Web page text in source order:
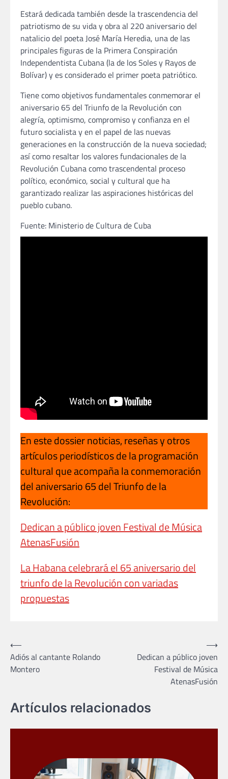
Estará dedicada también desde la trascendencia del
patriotismo de su vida y obra al 220 aniversario del
natalicio del poeta José María Heredia, una de las
principales figuras de la Primera Conspiración
Independentista Cubana (la de los Soles y Rayos de
Bolívar) y es considerado el primer poeta patriótico.
Tiene como objetivos fundamentales conmemorar el
aniversario 65 del Triunfo de la Revolución con
alegría, optimismo, compromiso y confianza en el
futuro socialista y en el papel de las nuevas
generaciones en la construcción de la nueva sociedad;
así como resaltar los valores fundacionales de la
Revolución Cubana como trascendental proceso
político, económico, social y cultural que ha
garantizado realizar las aspiraciones históricas del
pueblo cubano.
Fuente: Ministerio de Cultura de Cuba
En este dossier noticias, reseñas y otros
artículos periodísticos de la programación
cultural que acompaña la conmemoración
del aniversario 65 del Triunfo de la
Revolución:
Dedican a público joven Festival de Música
AtenasFusión
La Habana celebrará el 65 aniversario del
triunfo de la Revolución con variadas
propuestas
Navegación
de
entradas
⟵
Adiós al cantante Rolando
Montero
Dedican a público joven
Festival de Música
AtenasFusión
⟶
Artículos relacionados